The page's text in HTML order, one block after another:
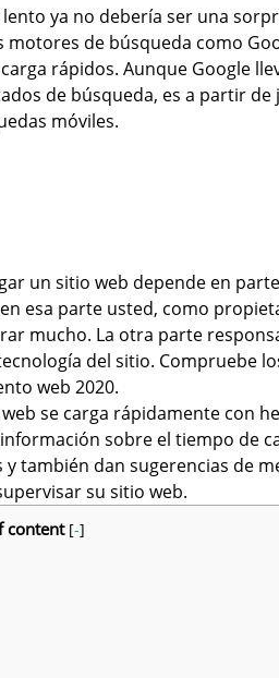
ya no debería ser una
de búsqueda como
rápidos. Aunque Google
de búsqueda, es a partir de
móviles.
un sitio web depende en
esa parte usted, como
mucho. La otra parte
del sitio. Compruebe
web 2020.
se carga rápidamente con
sobre el tiempo de
también dan sugerencias de
su sitio web.
content [-]